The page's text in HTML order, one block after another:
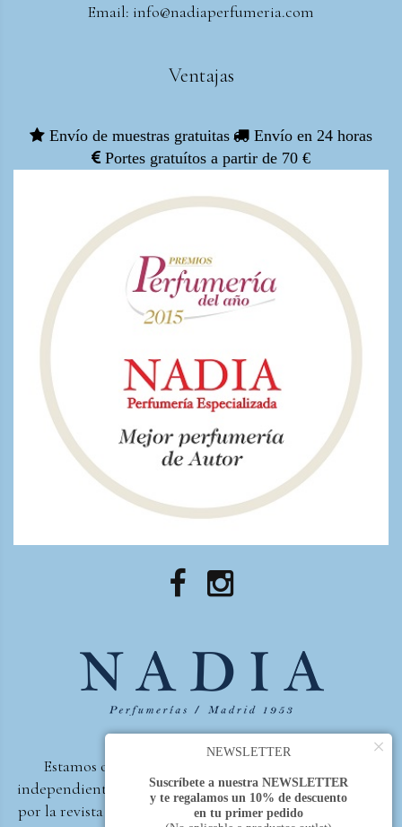
Email: info@nadiaperfumeria.com
Ventajas
Envío de muestras gratuitas
Envío en 24 horas
Portes gratuítos a partir de 70 €
Estamos orgullosos de ser la primera perfumería
independiente de España, en recibir el premio otorgado
por la revista Beautyproof en 2015 a la mejor perfumería
×
NEWSLETTER
Suscríbete a nuestra NEWSLETTER
y te regalamos un 10% de descuento
en tu primer pedido